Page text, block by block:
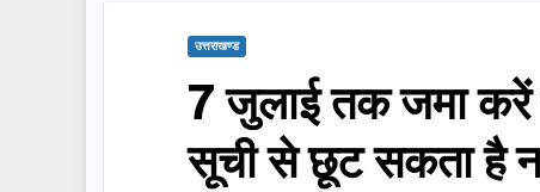
उत्तराखण्ड
7 जुलाई तक जमा करें
सूची से छूट सकता है